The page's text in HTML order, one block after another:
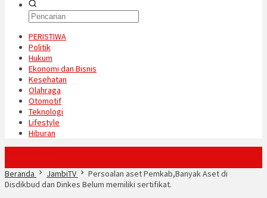
PERISTIWA
Politik
Hukum
Ekonomi dan Bisnis
Kesehatan
Olahraga
Otomotif
Teknologi
Lifestyle
Hiburan
Beranda
JambiTV
Persoalan aset Pemkab,Banyak Aset di
Disdikbud dan Dinkes Belum memiliki sertifikat.